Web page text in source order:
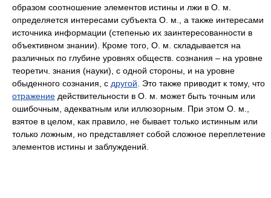
образом соотношение элементов истины и лжи в О. м.
определяется интересами субъекта О. м., а также интересами
источника информации (степенью их заинтересованности в
объективном знании). Кроме того, О. м. складывается на
различных по глубине уровнях обществ. сознания – на уровне
теоретич. знания (науки), с одной стороны, и на уровне
обыденного сознания, с другой . Это также приводит к тому, что
отражение действительности в О. м. может быть точным или
ошибочным, адекватным или иллюзорным. При этом О. м.,
взятое в целом, как правило, не бывает только истинным или
только ложным, но представляет собой сложное переплетение
элементов истины и заблуждений.